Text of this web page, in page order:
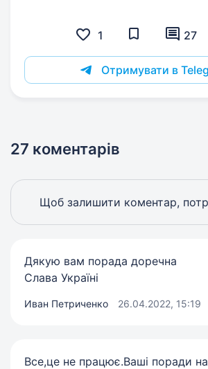
1 27
Отримувати в
27 коментарів
Щоб залишити коментар,
Дякую вам порада доречна
Слава Україні
Иван Петриченко 26.04.2022, 15:19
Все,це не працює.Ваші поради